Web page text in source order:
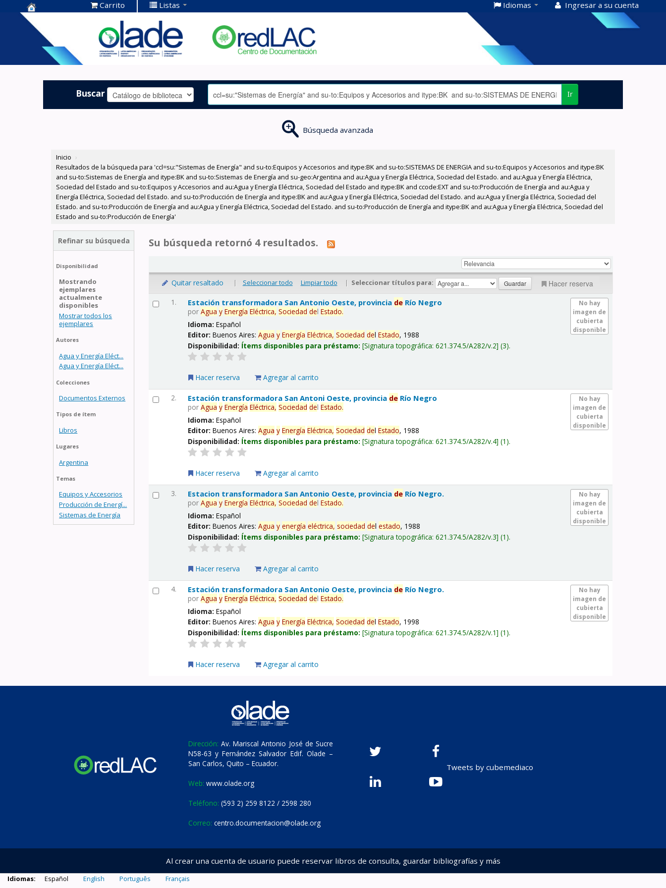
Centro de
Documentación
OLADE -
Carrito Listas Idiomas Ingresar a su cuenta
Buscar Ir
Búsqueda avanzada
Inicio ›
Resultados de la búsqueda para 'ccl=su:"Sistemas de Energía" and su-to:Equipos y Accesorios and itype:BK and su-to:SISTEMAS DE ENERGIA and su-to:Equipos y Accesorios and itype:BK
and su-to:Sistemas de Energía and itype:BK and su-to:Sistemas de Energía and su-geo:Argentina and au:Agua y Energía Eléctrica, Sociedad del Estado. and au:Agua y Energía Eléctrica,
Sociedad del Estado and su-to:Equipos y Accesorios and au:Agua y Energía Eléctrica, Sociedad del Estado and itype:BK and ccode:EXT and su-to:Producción de Energía and au:Agua y
Energía Eléctrica, Sociedad del Estado. and su-to:Producción de Energía and itype:BK and au:Agua y Energía Eléctrica, Sociedad del Estado. and au:Agua y Energía Eléctrica, Sociedad del
Estado. and su-to:Producción de Energía and au:Agua y Energía Eléctrica, Sociedad del Estado. and su-to:Producción de Energía and itype:BK and au:Agua y Energía Eléctrica, Sociedad del
Estado and su-to:Producción de Energía'
Refinar su búsqueda
Disponibilidad
Mostrando
ejemplares
actualmente
disponibles
Mostrar todos los
ejemplares
Autores
Agua y Energía Eléct...
Agua y Energía Eléct...
Colecciones
Documentos Externos
Tipos de ítem
Libros
Lugares
Argentina
Temas
Equipos y Accesorios
Producción de Energí...
Sistemas de Energía
Su búsqueda retornó 4 resultados.
Quitar resaltado | Seleccionar todo Limpiar todo | Seleccionar títulos para: Hacer reserva
1.
No hay
imagen de
cubierta
disponible
Estación transformadora San Antonio Oeste, provincia de Río Negro
porAgua y Energía Eléctrica, Sociedad delEstado.
Idioma:Español
Editor:Buenos Aires:Agua y Energía Eléctrica, Sociedad delEstado, 1988
Disponibilidad: Ítems disponibles para préstamo: Signatura topográfica:621.374.5/A282/v.2 (3).
Hacer reserva Agregar al carrito
2.
No hay
imagen de
cubierta
disponible
Estación transformadora San Antoni Oeste, provincia de Río Negro
porAgua y Energía Eléctrica, Sociedad delEstado.
Idioma:Español
Editor:Buenos Aires:Agua y Energía Eléctrica, Sociedad delEstado, 1988
Disponibilidad: Ítems disponibles para préstamo: Signatura topográfica:621.374.5/A282/v.4 (1).
Hacer reserva Agregar al carrito
3.
No hay
imagen de
cubierta
disponible
Estacion transformadora San Antonio Oeste, provincia de Río Negro.
porAgua y Energía Eléctrica, Sociedad delEstado.
Idioma:Español
Editor:Buenos Aires:Agua y energía eléctrica, sociedad delestado, 1988
Disponibilidad: Ítems disponibles para préstamo: Signatura topográfica:621.374.5/A282/v.3 (1).
Hacer reserva Agregar al carrito
4.
No hay
imagen de
cubierta
disponible
Estación transformadora San Antonio Oeste, provincia de Río Negro.
porAgua y Energía Eléctrica, Sociedad delEstado.
Idioma:Español
Editor:Buenos Aires:Agua y Energía Eléctrica, Sociedad delEstado, 1998
Disponibilidad: Ítems disponibles para préstamo: Signatura topográfica:621.374.5/A282/v.1 (1).
Hacer reserva Agregar al carrito
Dirección: Av. Mariscal Antonio José de Sucre
N58-63 y Fernández Salvador Edif. Olade –
San Carlos, Quito – Ecuador.
Web: www.olade.org
Teléfono: (593 2) 259 8122 / 2598 280
Correo: centro.documentacion@olade.org
Tweets by cubemediaco
Al crear una cuenta de usuario puede reservar libros de consulta, guardar bibliografías y más
Idiomas: Español English Português Français